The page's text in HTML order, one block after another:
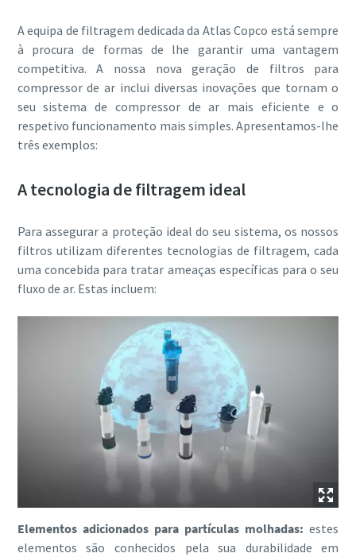
A equipa de filtragem dedicada da Atlas Copco está sempre
à procura de formas de lhe garantir uma vantagem
competitiva. A nossa nova geração de filtros para
compressor de ar inclui diversas inovações que tornam o
seu sistema de compressor de ar mais eficiente e o
respetivo funcionamento mais simples. Apresentamos-lhe
três exemplos:
A tecnologia de filtragem ideal
Para assegurar a proteção ideal do seu sistema, os nossos
filtros utilizam diferentes tecnologias de filtragem, cada
uma concebida para tratar ameaças específicas para o seu
fluxo de ar. Estas incluem:
Elementos adicionados para partículas molhadas:estes
elementos são conhecidos pela sua durabilidade em